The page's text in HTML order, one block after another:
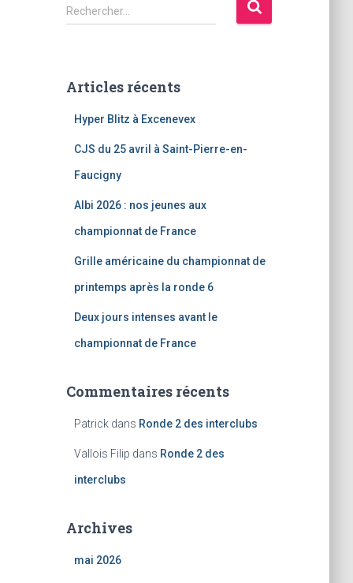
R
e
r
Rechercher…
Articles récents
Hyper Blitz à Excenevex
CJS du 25 avril à Saint-Pierre-en-
Faucigny
Albi 2026 : nos jeunes aux
championnat de France
Grille américaine du championnat de
printemps après la ronde 6
Deux jours intenses avant le
championnat de France
Commentaires récents
Patrickdans Ronde 2 des interclubs
Vallois Filip dans Ronde 2 des
interclubs
Archives
mai 2026